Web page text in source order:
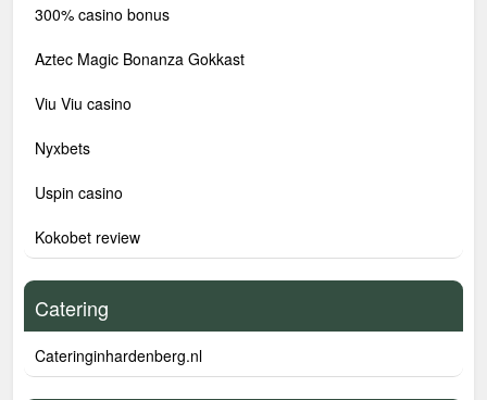
300% casino bonus
Aztec Magic Bonanza Gokkast
Viu Viu casino
Nyxbets
Uspin casino
Kokobet review
Catering
Cateringinhardenberg.nl